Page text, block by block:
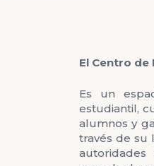
El Centro
Es un
estudiantil,
alumnos y
través de su